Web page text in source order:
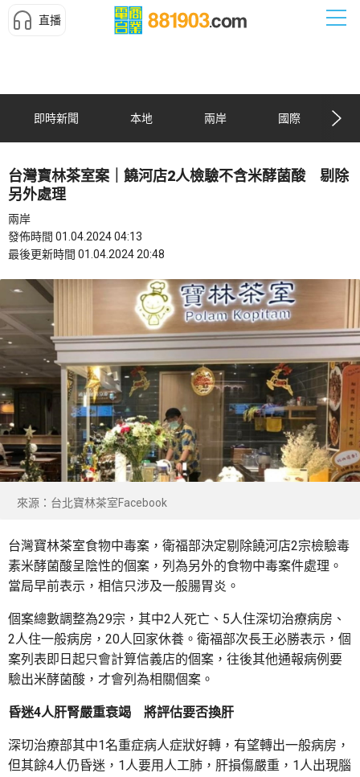
直播
即時新聞 本地 兩岸 國際
台灣寶林茶室案｜饒河店2人檢驗不含米酵菌酸 剔除
另外處理
兩岸
發佈時間 01.04.2024 04:13
最後更新時間 01.04.2024 20:48
來源：台北寶林茶室Facebook
台灣寶林茶室食物中毒案，衛福部決定剔除饒河店2宗檢驗毒
素米酵菌酸呈陰性的個案，列為另外的食物中毒案件處理。
當局早前表示，相信只涉及一般腸胃炎。
個案總數調整為29宗，其中2人死亡、5人住深切治療病房、
2人住一般病房，20人回家休養。衛福部次長王必勝表示，個
案列表即日起只會計算信義店的個案，往後其他通報病例要
驗出米酵菌酸，才會列為相關個案。
昏迷4人肝腎嚴重衰竭 將評估要否換肝
深切治療部其中1名重症病人症狀好轉，有望轉出一般病房，
但其餘4人仍昏迷，1人要用人工肺，肝損傷嚴重，1人出現腦